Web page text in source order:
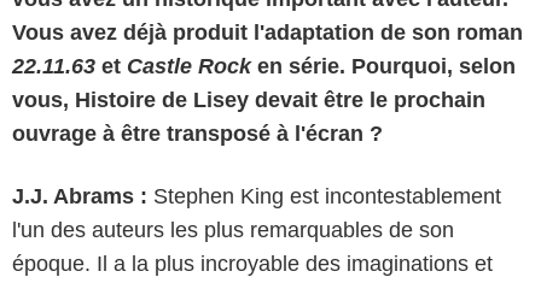
Vous avez déjà produit l'adaptation de son roman
22.11.63 et Castle Rock en série. Pourquoi, selon
vous, Histoire de Lisey devait être le prochain
ouvrage à être transposé à l'écran ?
J.J. Abrams : Stephen King est incontestablement
l'un des auteurs les plus remarquables de son
époque. Il a la plus incroyable des imaginations et